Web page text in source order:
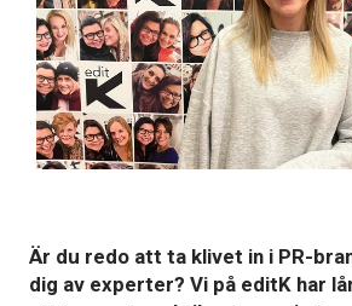
Är du redo att ta klivet in i PR-
dig av experter? Vi på editK har